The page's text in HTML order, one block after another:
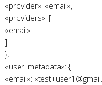
«provider»: «email»,
«providers»: [
«email»
]
},
«user_metadata»: {
«email»: